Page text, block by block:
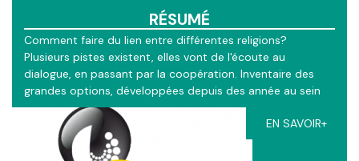
RÉSUMÉ
Comment faire du lien entre différentes religions?
Plusieurs pistes existent, elles vont de l'écoute au
dialogue, en passant par la coopération. Inventaire des
grandes options, développées depuis des année au sein
du mouvement oecuménique.
EN SAVOIR+